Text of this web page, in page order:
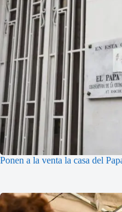
Ponen a la venta la casa del